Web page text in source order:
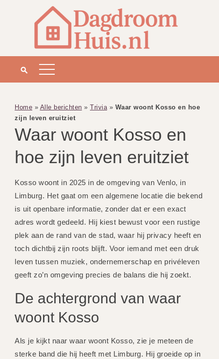
Home » Alle berichten » Trivia» Waar woont Kosso en hoe
zijn leven eruitziet
Waar woont Kosso en
hoe zijn leven eruitziet
Kosso woont in 2025 in de omgeving van Venlo, in
Limburg. Het gaat om een algemene locatie die bekend
is uit openbare informatie, zonder dat er een exact
adres wordt gedeeld. Hij kiest bewust voor een rustige
plek aan de rand van de stad, waar hij privacy heeft en
toch dichtbij zijn roots blijft. Voor iemand met een druk
leven tussen muziek, ondernemerschap en privéleven
geeft zo’n omgeving precies de balans die hij zoekt.
De achtergrond van waar
woont Kosso
Als je kijkt naar waar woont Kosso, zie je meteen de
sterke band die hij heeft met Limburg. Hij groeide op in